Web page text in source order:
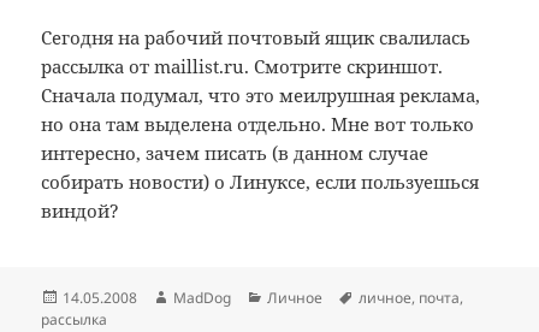
Сегодня на рабочий почтовый ящик свалилась
рассылка от maillist.ru. Смотрите скриншот.
Сначала подумал, что это меилрушная реклама,
но она там выделена отдельно. Мне вот только
интересно, зачем писать (в данном случае
собирать новости) о Линуксе, если пользуешься
виндой?
Опубликовано
14.05.2008 Автор
MadDog Рубрики
Личное Метки
личное, почта,
рассылка